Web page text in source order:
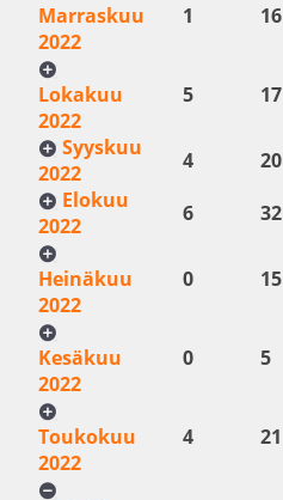
Marraskuu
2022
1 16
Lokakuu
2022
5 17
Syyskuu
2022
4 20
Elokuu
2022
6 32
Heinäkuu
2022
0 15
Kesäkuu
2022
0 5
Toukokuu
2022
4 21